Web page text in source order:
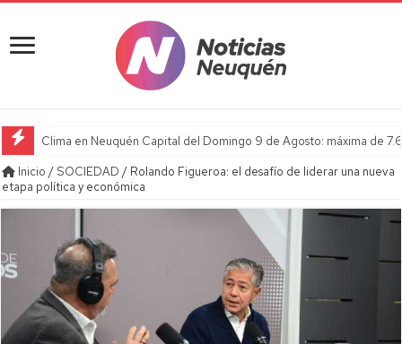
Clima en Neuquén Capital del Domingo 9 de Agosto: máxima de
Inicio / SOCIEDAD / Rolando Figueroa: el desafío de liderar una nueva
etapa política y económica